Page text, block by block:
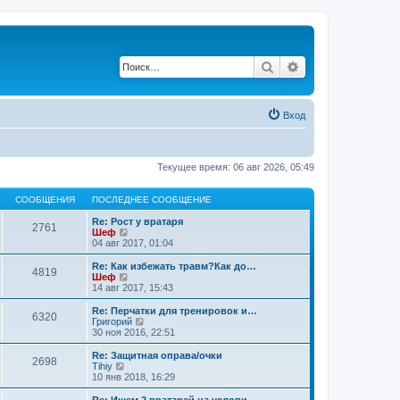
Поиск
Вход
Текущее время: 06 авг 2026, 05:49
СООБЩЕНИЯ ПОСЛЕДНЕЕ СООБЩЕНИЕ
2761
Re: Рост у вратаря
Шеф
е
р
е
т
п
о
с
е
н
е
04 авг 2017, 01:04
4819
Re: Как избежать травм?Как до…
Шеф
е
р
е
й
т
п
о
с
14 авг 2017, 15:43
6320
Re: Перчатки для тренировок и…
Григорий
е
р
е
т
и
к
30 ноя 2016, 22:51
2698
Re: Защитная оправа/очки
Tihiy
е
р
е
10 янв 2018, 16:29